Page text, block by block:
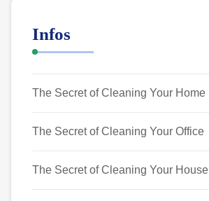
Infos
The Secret of Cleaning Your Home
The Secret of Cleaning Your Office
The Secret of Cleaning Your House